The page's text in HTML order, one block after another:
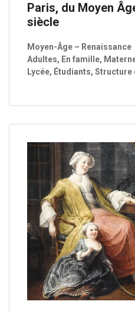
Paris, du Moyen
siècle
Moyen-Âge – Renaissance
Adultes, En famille,
Lycée, Étudiants, Structure